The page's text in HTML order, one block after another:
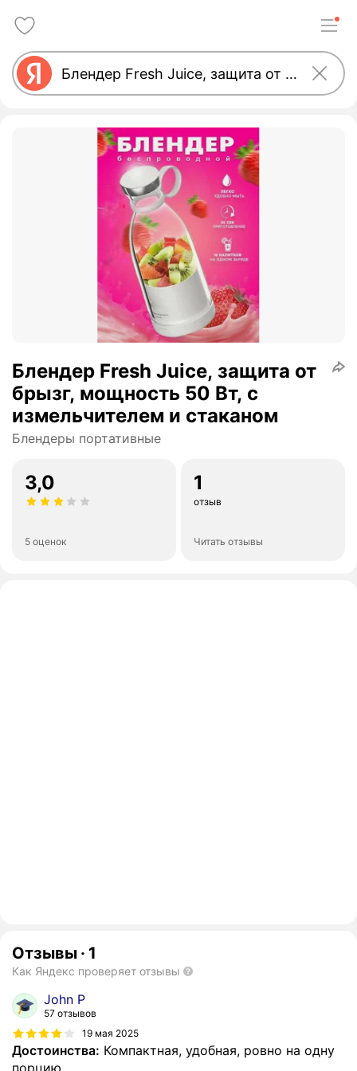
Блендер Fresh Juice, защита от
брызг, мощность 50 Вт, с
измельчителем и стаканом
Блендеры портативные
3,0
5 оценок
1
отзыв
Читать отзывы
Отзывы · 1
Как Яндекс проверяет отзывы
John P
57 отзывов
19 мая 2025
Достоинства: Компактная, удобная, ровно на одну